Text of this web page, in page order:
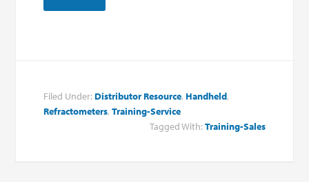
Filed Under: Distributor Resource, Handheld,
Refractometers,Training-Service
Tagged With: Training-Sales